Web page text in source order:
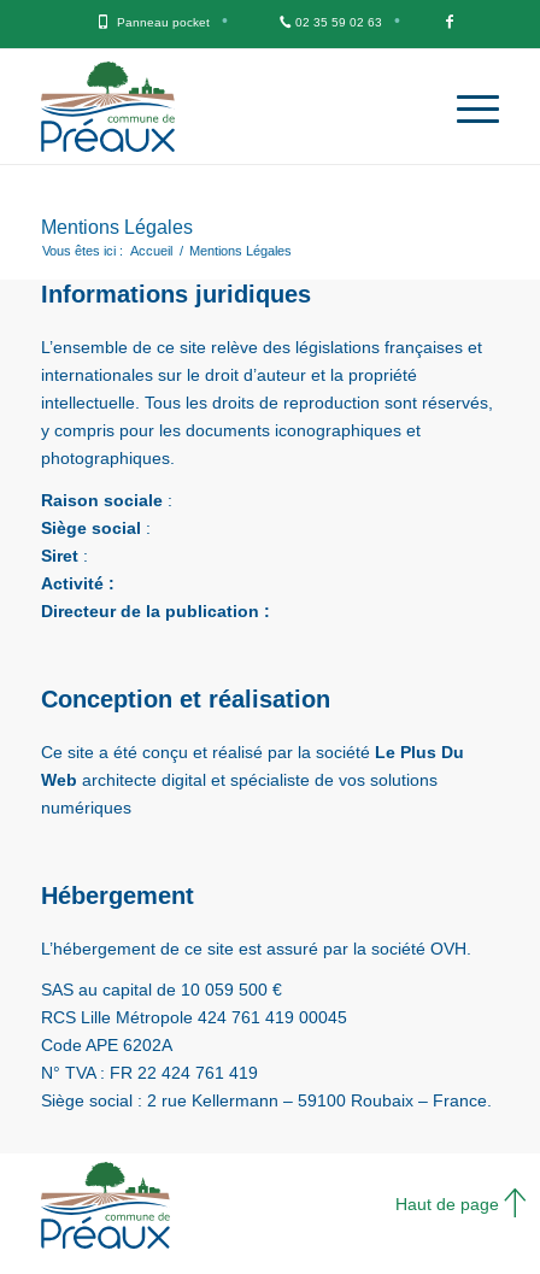
Panneau pocket 02 35 59 02 63
Mentions Légales
Vous êtes ici : Accueil / Mentions Légales
Informations juridiques
L’ensemble de ce site relève des législations françaises et
internationales sur le droit d’auteur et la propriété
intellectuelle. Tous les droits de reproduction sont réservés,
y compris pour les documents iconographiques et
photographiques.
Raison sociale:
Siège social :
Siret :
Activité :
Directeur de la publication :
Conception et réalisation
Ce site a été conçu et réalisé par la société Le Plus Du
Web architecte digital et spécialiste de vos solutions
numériques
Hébergement
L’hébergement de ce site est assuré par la société OVH.
SAS au capital de 10 059 500 €
RCS Lille Métropole 424 761 419 00045
Code APE 6202A
N° TVA : FR 22 424 761 419
Siège social : 2 rue Kellermann – 59100 Roubaix – France.
Haut de page